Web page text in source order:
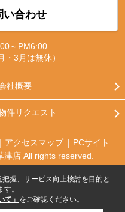
い合わせ
～PM6:00
・3月は無休）
社概要
件リクエスト
アクセスマップ
PCサイト
津店 All rights reserved.
握、サービス向上検討を目的と
。
て」 をご確認ください。